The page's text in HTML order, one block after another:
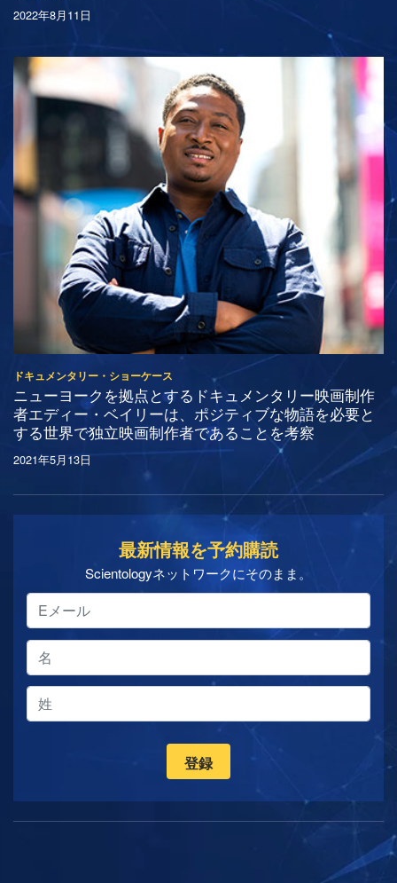
2022年8月11日
ドキュメンタリー・ショーケース
ニューヨークを拠点とするドキュメンタリー映画制作
者エディー・ベイリーは、ポジティブな物語を必要と
する世界で独立映画制作者であることを考察
2021年5月13日
最新情報を予約購読
Scientologyネットワークにそのまま。
登録